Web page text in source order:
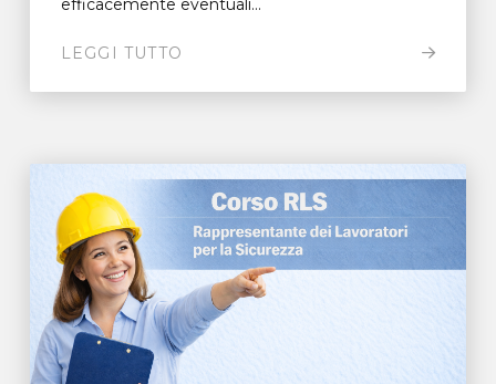
efficacemente eventuali...
LEGGI TUTTO